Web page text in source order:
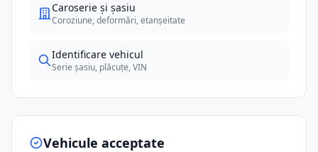
Caroserie și șasiu
Coroziune, deformări, etanșeitate
Identificare vehicul
Serie șasiu, plăcuțe, VIN
Vehicule acceptate